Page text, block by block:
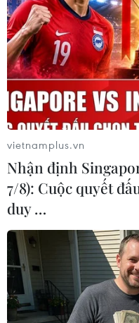
Châu Âu cân
phòng bệnh đậu
10/08/2022 09:22
Theo WHO, hiện
ty công nghệ sinh học
vaccine duy nhất được
đậu mùa khỉ - đang
vietnamplus.vn
Nhận định
7/8): Cuộc quyết
duy …